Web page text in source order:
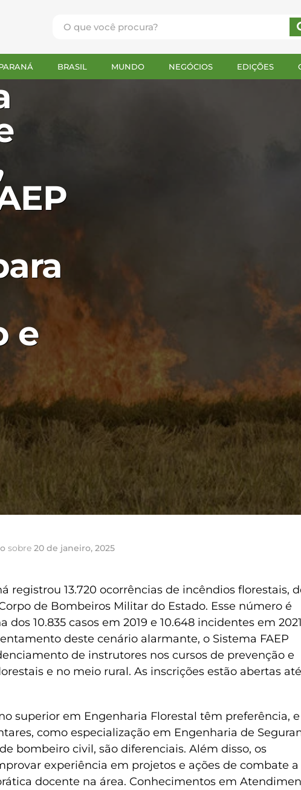
BRASIL MUNDO NEGÓCIOS EDIÇÕES
e
sobre 20 de janeiro, 2025
registrou 13.720 ocorrências de incêndios florestais,
de Bombeiros Militar do Estado. Esse número é
dos 10.835 casos em 2019 e 10.648 incidentes em
deste cenário alarmante, o Sistema FAEP
de instrutores nos cursos de prevenção e
e no meio rural. As inscrições estão abertas
superior em Engenharia Florestal têm preferência, e
como especialização em Engenharia de
bombeiro civil, são diferenciais. Além disso, os
experiência em projetos e ações de combate a
docente na área. Conhecimentos em